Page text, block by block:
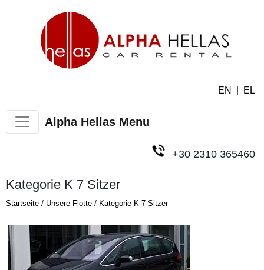
EN EL
Alpha Hellas Menu
+30 2310 365460
Kategorie K 7 Sitzer
Startseite / Unsere Flotte / Kategorie K 7 Sitzer